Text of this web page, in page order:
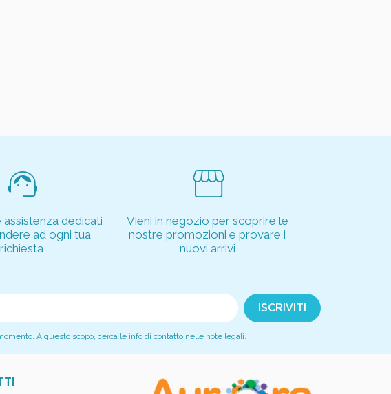
support_agent
dedicati
ad ogni tua
richiesta
storefront
Vieni in negozio per scoprire le
nostre promozioni e provare i
nuovi arrivi
A questo scopo, cerca le info di contatto nelle note legali.